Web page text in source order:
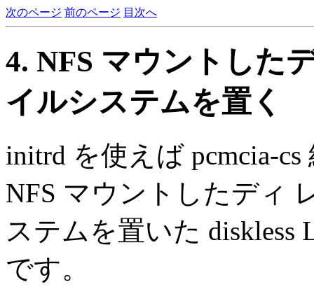
次のページ 前のページ 目次へ
4. NFS マウントした
イルシステムを置く
initrd を使えば pcmcia-
NFS マウントしたディ
ステムを置いた
です。